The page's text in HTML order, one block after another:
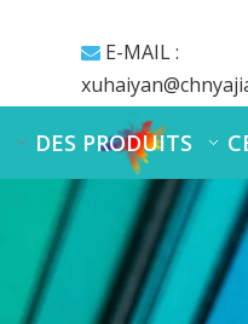
 E-MAIL :
DES PRODUITS